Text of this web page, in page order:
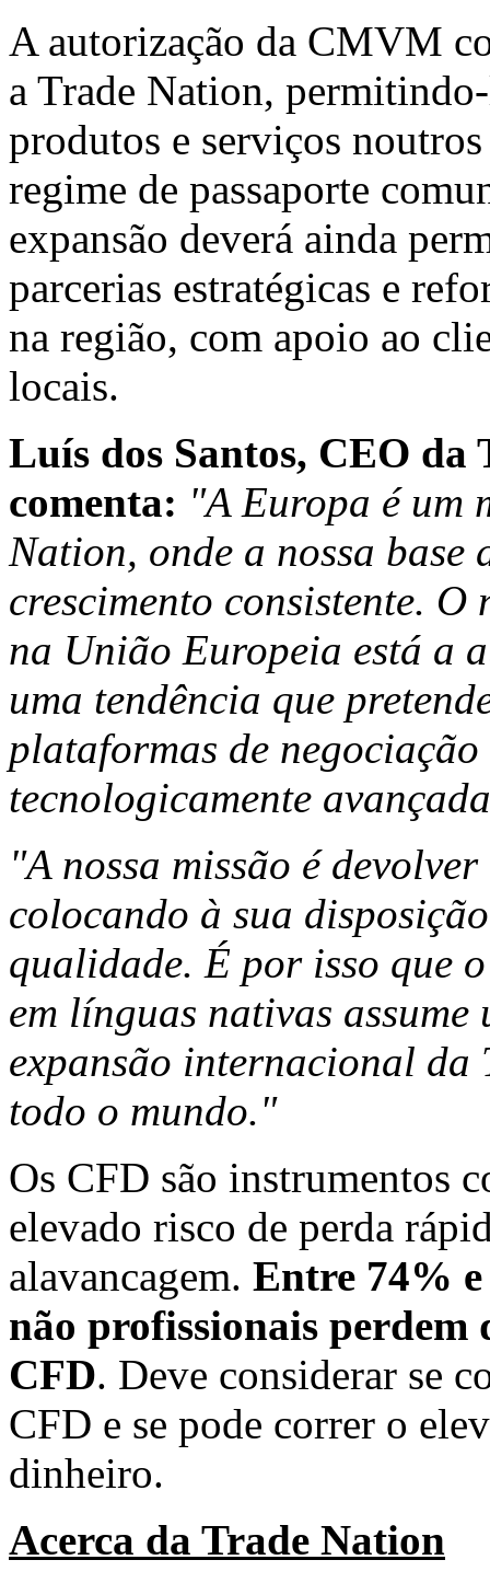
A autorização da CMVM
a Trade Nation,
produtos e serviços
regime de passaporte
expansão deverá ainda
parcerias estratégicas e
na região, com apoio ao
locais.
Luís dos Santos, CEO
comenta: "A Europa é um
Nation, onde a nossa base
crescimento consistente.
na União Europeia está a
uma tendência que
plataformas de
tecnologicamente
"A nossa missão é
colocando à sua
qualidade. É por isso que
em línguas nativas
expansão internacional da
todo o mundo."
Os CFD são instrumentos
elevado risco de perda
alavancagem. Entre 74%
não profissionais perdem
CFD. Deve considerar se
CFD e se pode correr o
dinheiro.
Acerca da Trade Nation